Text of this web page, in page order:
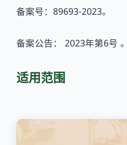
备案号：89693-2023。
备案公告： 2023年第6号 。
适用范围